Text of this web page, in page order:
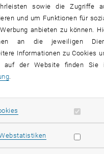
, öffnet eine externe URL in
externe URL in einem
Raphael
Pruckner
eine externe URL in
Claudio
, öffnet eine externe
Arpad
und
Florian
sowie die Zugriffe
und um Funktionen für
anbieten zu können.
an die jeweiligen
Informationen zu Cookies
auf der Website finden Sie
.
Erforderliche Cookies
Statistik Cookies